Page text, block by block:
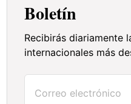
Boletín
Recibirás diariamente
internacionales más